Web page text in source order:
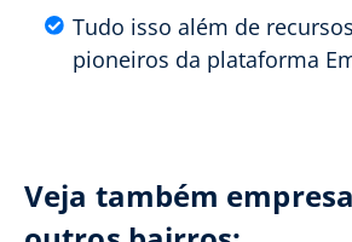
Tudo isso além de
pioneiros da plataforma
Veja também